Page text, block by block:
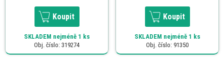
Koupit
SKLADEM nejméně 1 ks
Obj. číslo: 319274
Koupit
SKLADEM nejméně 1 ks
Obj. číslo: 91350